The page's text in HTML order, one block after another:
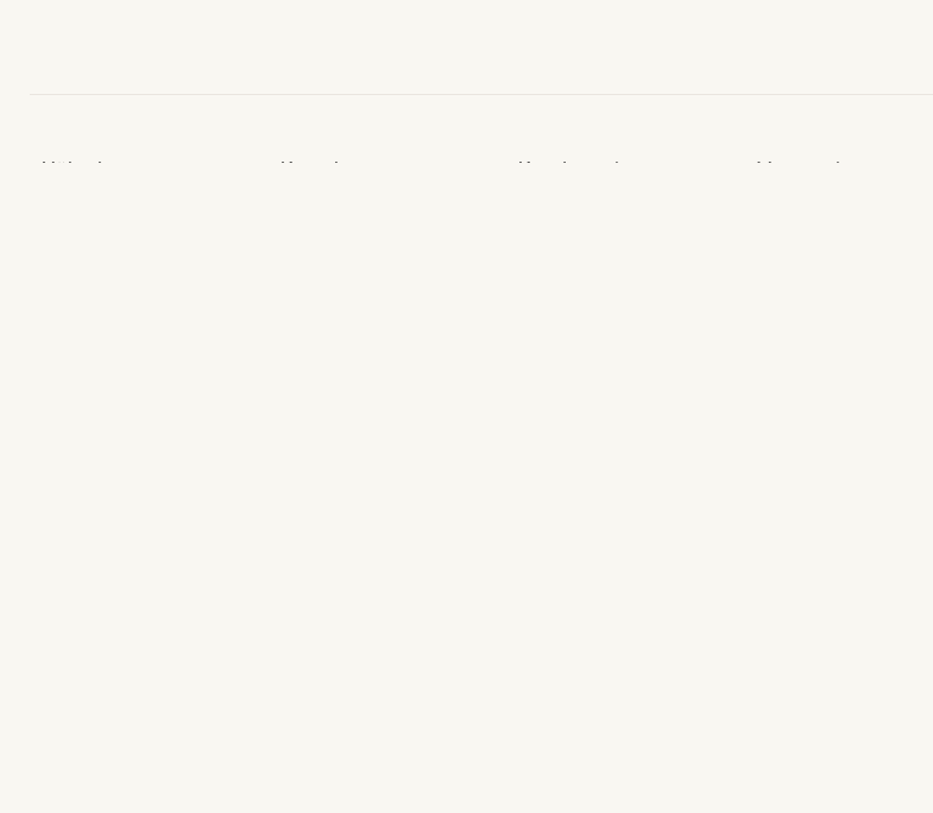
Hübsch
Kontakt
Kundeservice Vores univers